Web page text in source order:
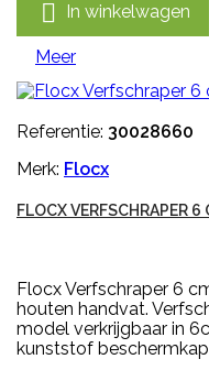
 In winkelwagen
Meer
Referentie: 30028660
Merk: Flocx
FLOCX VERFSCHRAPER 6
Flocx Verfschraper 6
houten handvat.
model verkrijgbaar in
kunststof